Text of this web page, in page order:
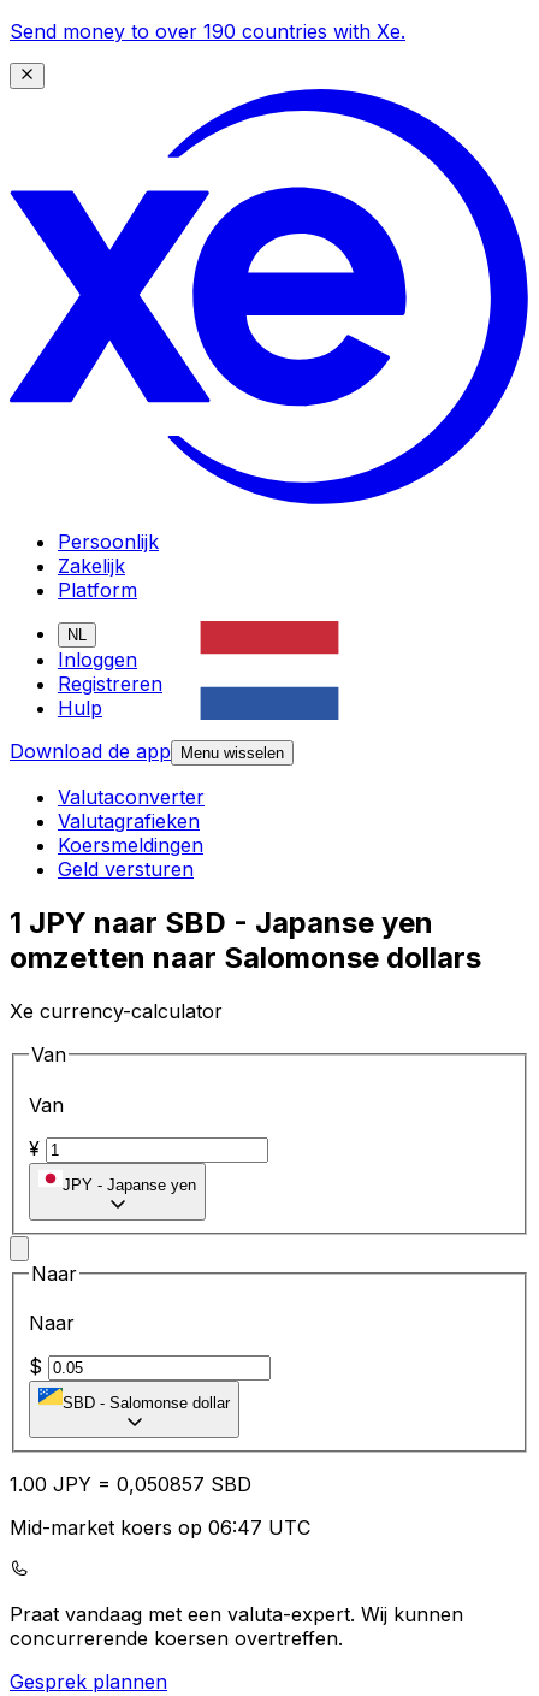
Send money to over 190 countries with Xe.
Persoonlijk
Zakelijk
Platform
NL
Inloggen
Registreren
Hulp
Download de app
Menu wisselen
Valutaconverter
Valutagrafieken
Koersmeldingen
Geld versturen
1 JPY naar SBD - Japanse yen
omzetten naar Salomonse dollars
Xe currency-calculator
Van
Van
¥
JPY - Japanse yen
Naar
Naar
$
SBD - Salomonse dollar
1.00 JPY = 0,050857 SBD
Mid-market koers op 06:47 UTC
Praat vandaag met een valuta-expert. Wij kunnen
concurrerende koersen overtreffen.
Gesprek plannen